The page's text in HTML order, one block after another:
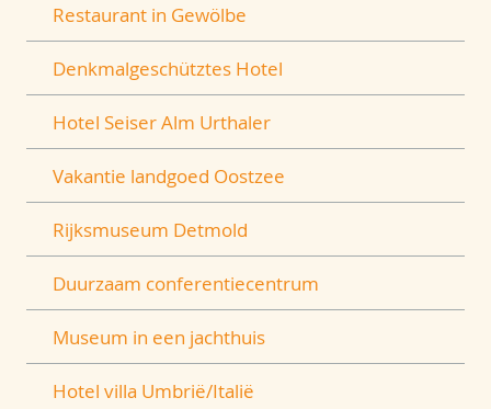
Restaurant in Gewölbe
Denkmalgeschütztes Hotel
Hotel Seiser Alm Urthaler
Vakantie landgoed Oostzee
Rijksmuseum Detmold
Duurzaam conferentiecentrum
Museum in een jachthuis
Hotel villa Umbrië/Italië